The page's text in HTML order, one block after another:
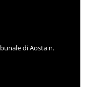
di Aosta n.